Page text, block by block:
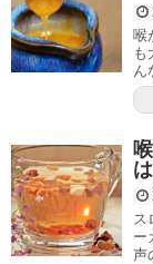
喉
も
ん
ス
ー
声